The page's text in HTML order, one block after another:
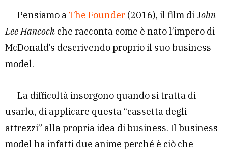
Pensiamo a The Founder (2016), il film di John
Lee Hancock che racconta come è nato l’impero di
McDonald’s descrivendo proprio il suo business
model.
La difficoltà insorgono quando si tratta di
usarlo., di applicare questa “cassetta degli
attrezzi” alla propria idea di business. Il business
model ha infatti due anime perché è ciò che